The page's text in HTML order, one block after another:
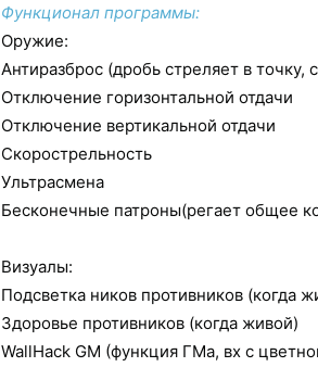
Функционал программы:
Оружие:
Антиразброс (дробь стреляет в
Отключение горизонтальной отдачи
Отключение вертикальной отдачи
Скорострельность
Ультрасмена
Бесконечные патроны(регает общее
Визуалы:
Подсветка ников противников (когда
Здоровье противников (когда живой)
WallHack GM (функция ГМа, вх с